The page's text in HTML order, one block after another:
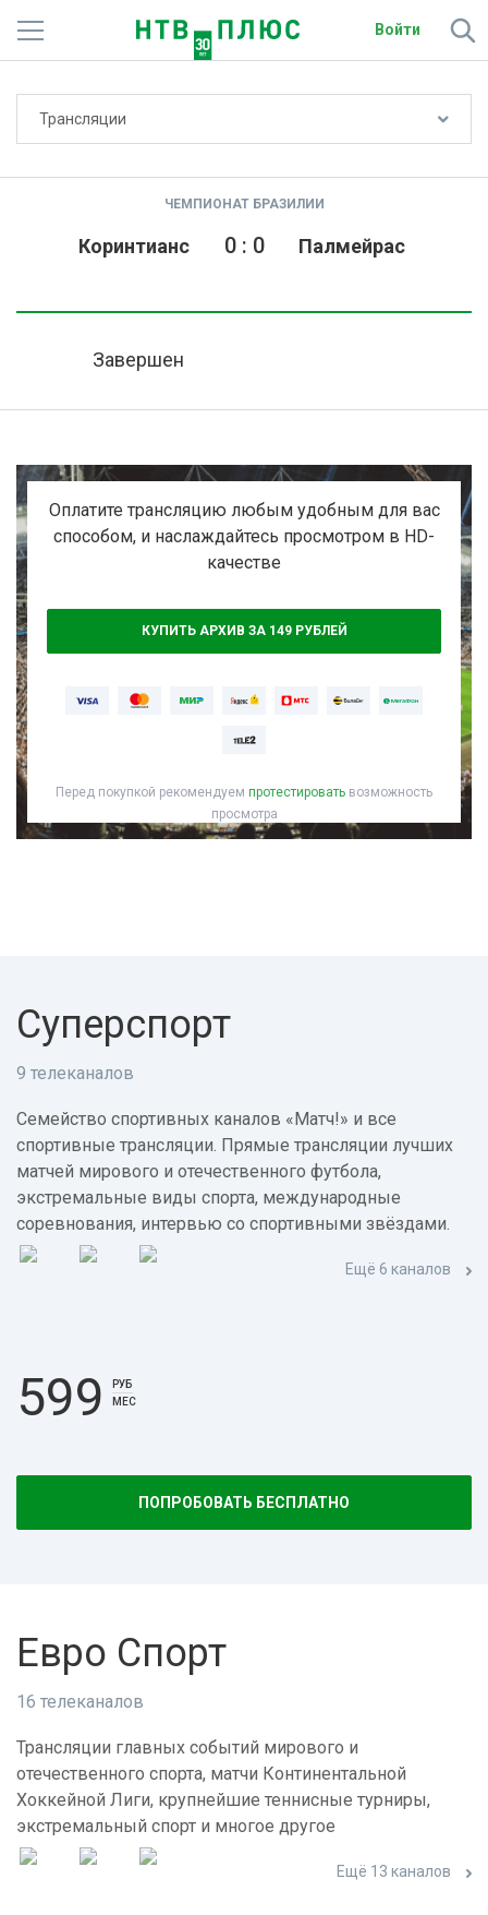
Войти
Активировать промокод
Трансляции
ЧЕМПИОНАТ БРАЗИЛИИ
Коринтианс Палмейрас
0: 0
Завершен
Оплатите трансляцию любым удобным для вас
способом, и наслаждайтесь просмотром в HD-
качестве
КУПИТЬ АРХИВ ЗА 149 РУБЛЕЙ
Перед покупкой рекомендуем протестировать возможность
просмотра
Суперспорт
9 телеканалов
Семейство спортивных каналов «Матч!» и все
спортивные трансляции. Прямые трансляции лучших
матчей мирового и отечественного футбола,
экстремальные виды спорта, международные
соревнования, интервью со спортивными звёздами.
Ещё 6 каналов
599
РУБ
МЕС
ПОПРОБОВАТЬ БЕСПЛАТНО
Евро Спорт
16 телеканалов
Трансляции главных событий мирового и
отечественного спорта, матчи Континентальной
Хоккейной Лиги, крупнейшие теннисные турниры,
экстремальный спорт и многое другое
Ещё 13 каналов